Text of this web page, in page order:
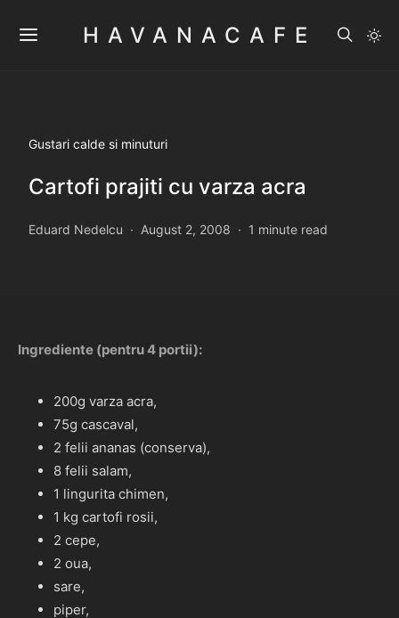
HAVANACAFE
Gustari calde si minuturi
Cartofi prajiti cu varza acra
Eduard Nedelcu August 2, 2008 1 minute read
Ingrediente (pentru 4 portii):
200g varza acra,
75g cascaval,
2 felii ananas (conserva),
8 felii salam,
1 lingurita chimen,
1 kg cartofi rosii,
2 cepe,
2 oua,
sare,
piper,